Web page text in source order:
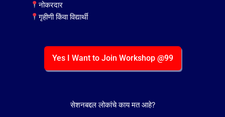
नोकरदार
गृहीणी किंवा विद्यार्थी
Yes I Want to Join Workshop @99
सेशनबद्दल लोकांचे काय मत आहे?